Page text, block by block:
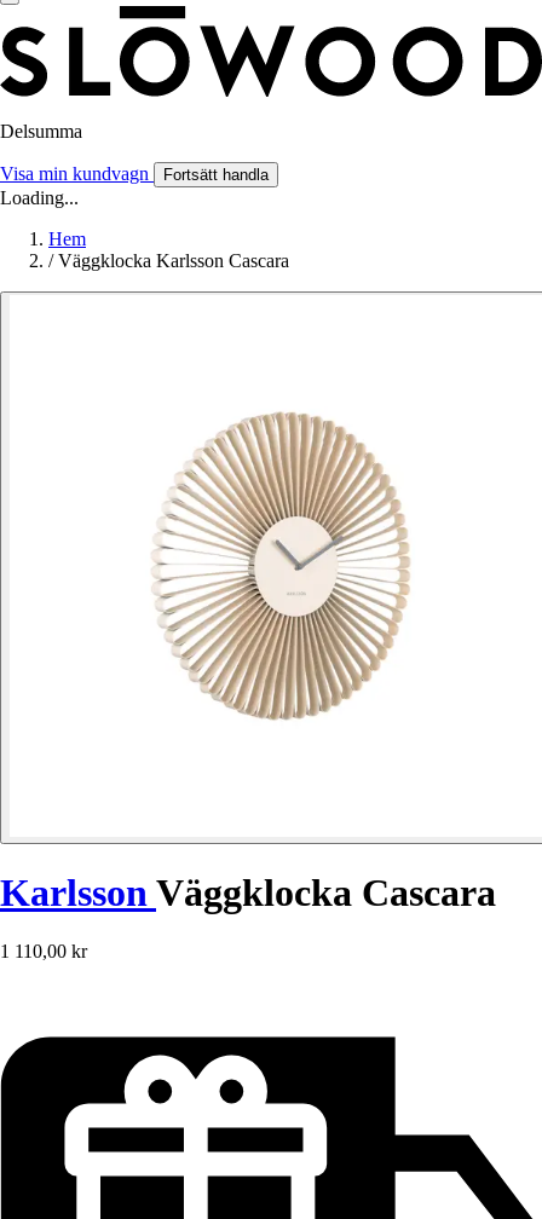
Delsumma
Visa min kundvagn Fortsätt handla
Loading...
Hem
/ Väggklocka Karlsson Cascara
Karlsson Väggklocka Cascara
1 110,00 kr